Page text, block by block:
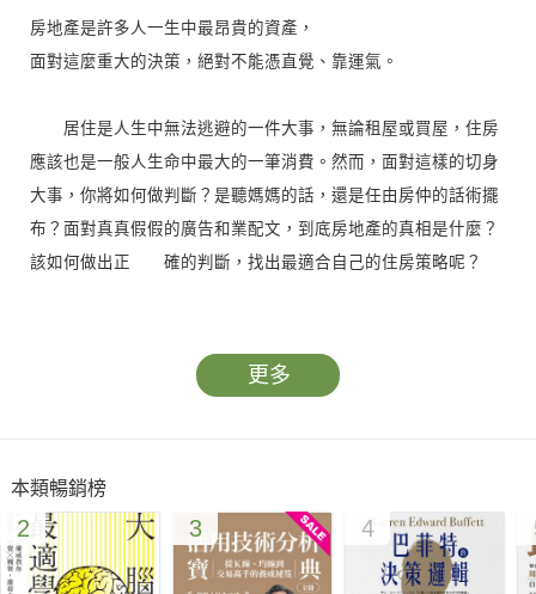
房地產是許多人一生中最昂貴的資產，
面對這麼重大的決策，絕對不能憑直覺、靠運氣。
居住是人生中無法逃避的一件大事，無論租屋或買屋，住房
應該也是一般人生命中最大的一筆消費。然而，面對這樣的切身
大事，你將如何做判斷？是聽媽媽的話，還是任由房仲的話術擺
布？面對真真假假的廣告和業配文，到底房地產的真相是什麼？
該如何做出正 確的判斷，找出最適合自己的住房策略呢？
引導大家找回和住房的友善關係，正確認識房產世界的運作
累積數十年經驗的房產專家張金鶚，這次要從自身的住房經
驗出發，告訴大家他如何用「七三法則」和「五大購屋元素」幫
自己做出最好的住房策略。透過討論各種與住房有關的疑難雜
更多
本類暢銷榜
2 3 4